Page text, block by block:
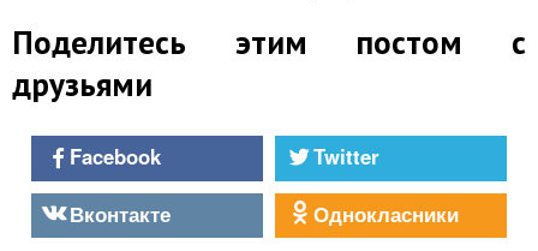
Поделитесь этим постом с
друзьями
Facebook
Twitter
Вконтакте
Однокласники